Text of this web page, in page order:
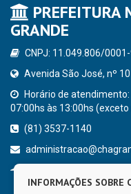
PREFEITURA
GRANDE
CNPJ: 11.049.806/
Avenida São José, nº
Horário de
07:00hs às 13:00hs
(81) 3537-1140
INFORMAÇÕES SOBRE